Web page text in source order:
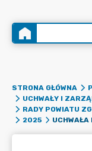
STRONA GŁÓWNA
UCHWAŁY I
RADY POWIATU
2025